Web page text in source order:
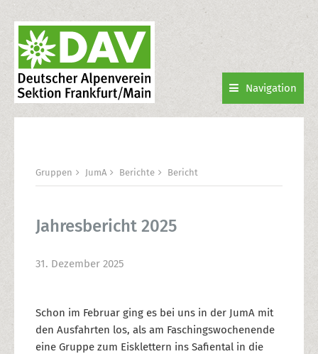
Navigation
Gruppen JumA Berichte Bericht
Jahresbericht 2025
31. Dezember 2025
Schon im Februar ging es bei uns in der JumA mit
den Ausfahrten los, als am Faschingswochenende
eine Gruppe zum Eisklettern ins Safiental in die